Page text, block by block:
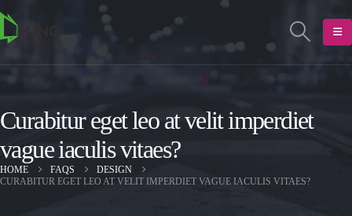
Curabitur eget leo at velit imperdiet
vague iaculis vitaes?
HOME FAQS
DESIGN
CURABITUR EGET LEO AT VELIT IMPERDIET VAGUE IACULIS VITAES?